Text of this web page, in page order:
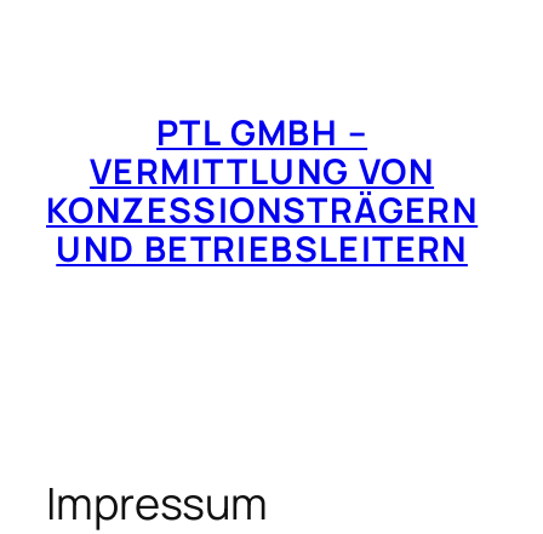
PTL GMBH –
VERMITTLUNG VON
KONZESSIONSTRÄGERN
UND BETRIEBSLEITERN
Impressum